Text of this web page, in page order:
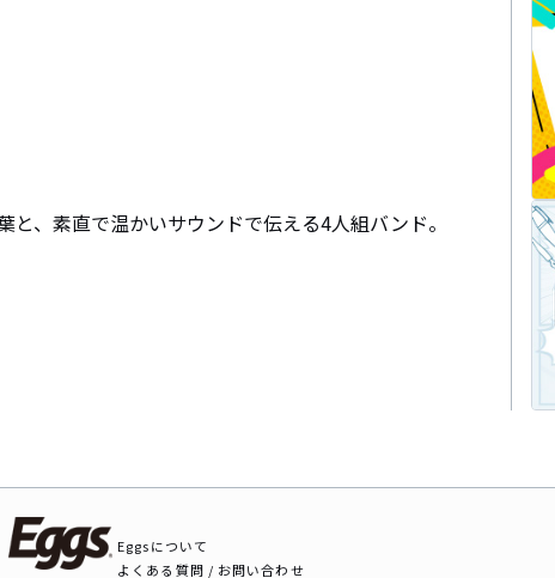
、素直で温かいサウンドで伝える4人組バンド。
Eggsについて
よくある質問 / お問い合わせ